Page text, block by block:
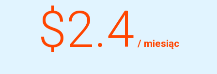
$2.4 / miesiąc